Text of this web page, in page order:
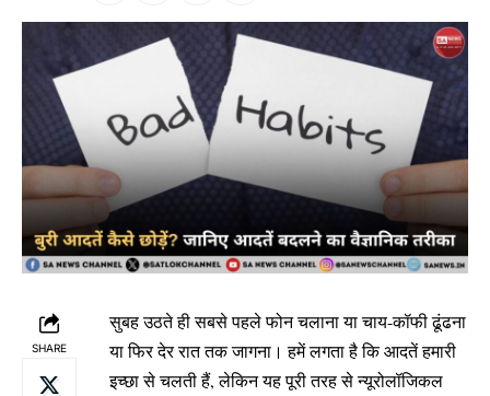
SHARE
सुबह उठते ही सबसे पहले फोन चलाना या चाय-कॉफी ढूंढना
या फिर देर रात तक जागना। हमें लगता है कि आदतें हमारी
इच्छा से चलती हैं, लेकिन यह पूरी तरह से न्यूरोलॉजिकल